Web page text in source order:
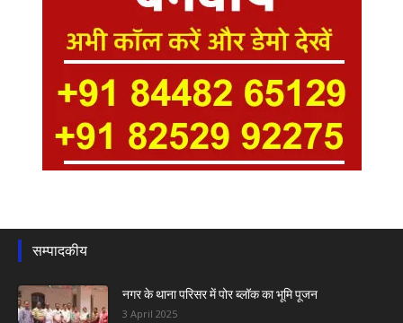
सम्पादकीय
नगर के थाना परिसर में पोर ब्लॉक का भूमि पूजन
3 April 2025